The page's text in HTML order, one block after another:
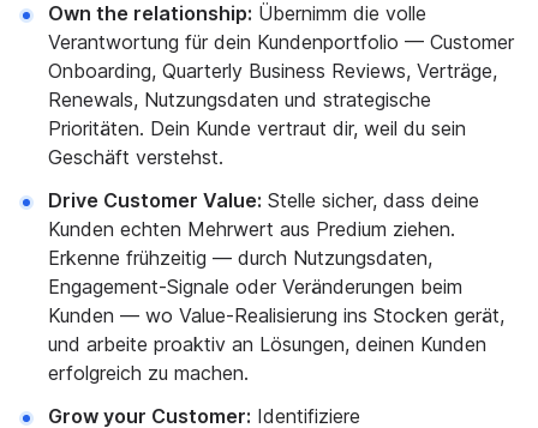
Own the relationship: Übernimm die volle
Verantwortung für dein Kundenportfolio — Customer
Onboarding, Quarterly Business Reviews, Verträge,
Renewals, Nutzungsdaten und strategische
Prioritäten. Dein Kunde vertraut dir, weil du sein
Geschäft verstehst.
Drive Customer Value: Stelle sicher, dass deine
Kunden echten Mehrwert aus Predium ziehen.
Erkenne frühzeitig — durch Nutzungsdaten,
Engagement-Signale oder Veränderungen beim
Kunden — wo Value-Realisierung ins Stocken gerät,
und arbeite proaktiv an Lösungen, deinen Kunden
erfolgreich zu machen.
Grow your Customer: Identifiziere